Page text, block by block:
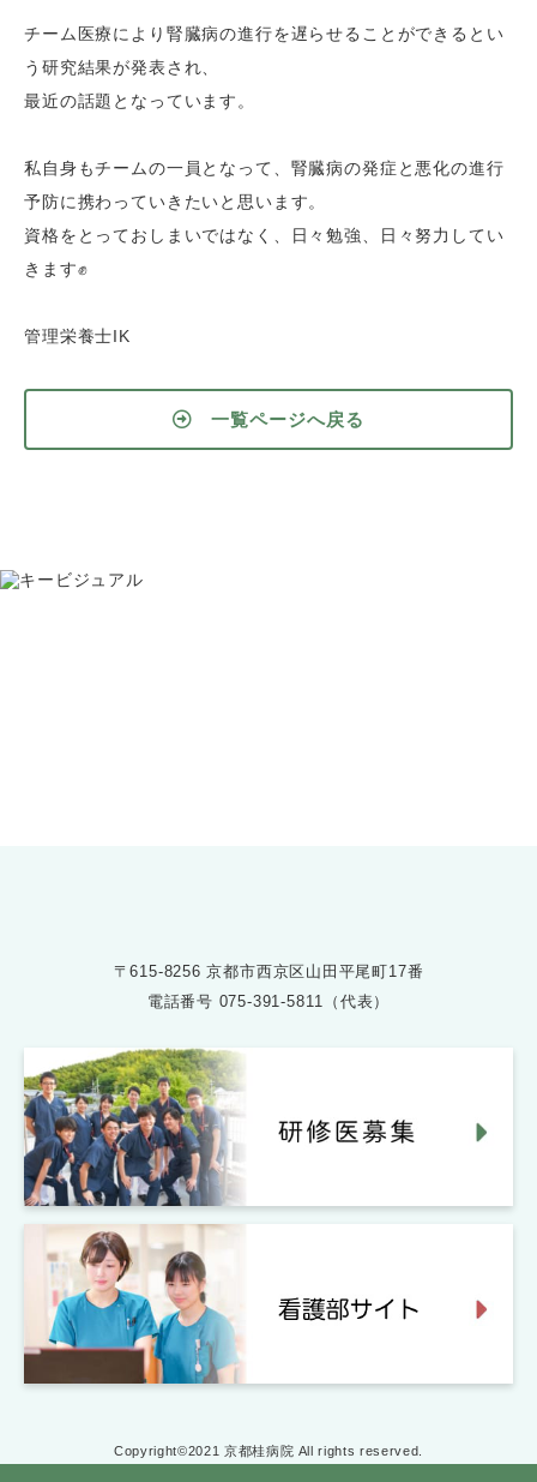
チーム医療により腎臓病の進行を遅らせることができるとい
う研究結果が発表され、
最近の話題となっています。
私自身もチームの一員となって、腎臓病の発症と悪化の進行
予防に携わっていきたいと思います。
資格をとっておしまいではなく、日々勉強、日々努力してい
きます✊
管理栄養士IK
一覧ページへ戻る
〒615-8256 京都市西京区山田平尾町17番
電話番号 075-391-5811（代表）
Copyright©2021 京都桂病院 All rights reserved.